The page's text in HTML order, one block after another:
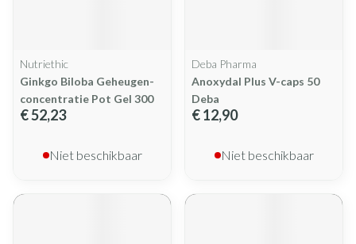
Nutriethic
Ginkgo Biloba Geheugen-
concentratie Pot Gel 300
€ 52,23
Niet beschikbaar
Deba Pharma
Anoxydal Plus V-caps 50
Deba
€ 12,90
Niet beschikbaar